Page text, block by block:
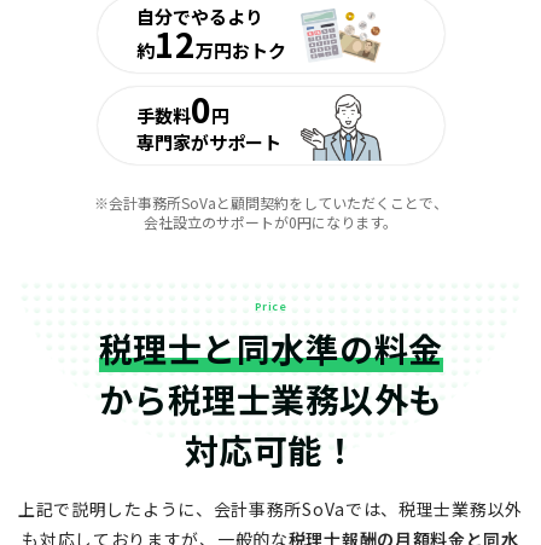
自分でやるより
約12万円おトク
手数料0円
専門家がサポート
※会計事務所SoVaと顧問契約をしていただくことで、
会社設立のサポートが0円になります。
Price
税理士と同水準の料金
から税理士業務以外も
対応可能！
上記で説明したように、会計事務所SoVaでは、税理士業務以外
も対応しておりますが、 一般的な税理士報酬の月額料金と同水